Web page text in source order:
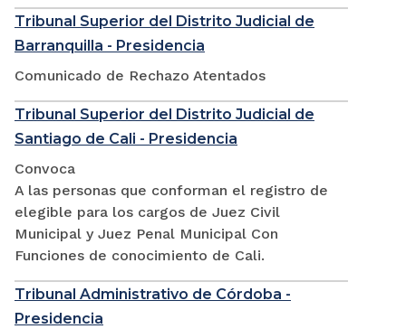
Tribunal Superior del Distrito Judicial de
Barranquilla - Presidencia
Comunicado de Rechazo Atentados
Tribunal Superior del Distrito Judicial de
Santiago de Cali - Presidencia
Convoca
A las personas que conforman el registro de
elegible para los cargos de Juez Civil
Municipal y Juez Penal Municipal Con
Funciones de conocimiento de Cali.
Tribunal Administrativo de Córdoba -
Presidencia